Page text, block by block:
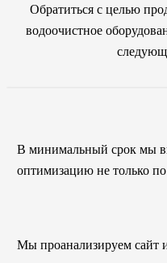
Обратиться с целью
водоочистное
В минимальный срок мы
оптимизацию не только
Мы проанализируем сайт